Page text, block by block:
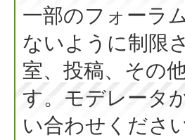
一部のフォーラ
ないように制限
室、投稿、その
す。モデレータ
い合わせください